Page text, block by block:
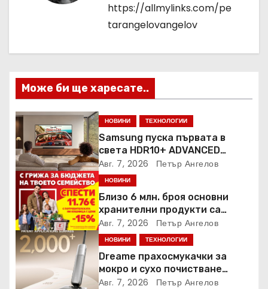
https://allmylinks.com/pe
tarangelovangelov
Може би ще харесате..
НОВИНИ ТЕХНОЛОГИИ
Samsung пуска първата в
света HDR10+ ADVANCED
стрийминг услуга в Prime
Video
Авг. 7, 2026 Петър Ангелов
НОВИНИ
Близо 6 млн. броя основни
хранителни продукти са
закупени от „Кошница с
грижа“ в Kaufland от старта на
кампанията
Авг. 7, 2026 Петър Ангелов
НОВИНИ ТЕХНОЛОГИИ
Dreame прахосмукачки за
мокро и сухо почистване
надхвърлиха 2 000 патентни
Авг. 7, 2026 Петър Ангелов